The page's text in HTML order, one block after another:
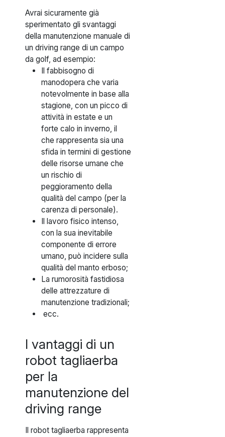
Avrai sicuramente già
sperimentato gli svantaggi
della manutenzione manuale di
un driving range di un campo
da golf, ad esempio:
Il fabbisogno di
manodopera che varia
notevolmente in base alla
stagione, con un picco di
attività in estate e un
forte calo in inverno, il
che rappresenta sia una
sfida in termini di gestione
delle risorse umane che
un rischio di
peggioramento della
qualità del campo (per la
carenza di personale).
Il lavoro fisico intenso,
con la sua inevitabile
componente di errore
umano, può incidere sulla
qualità del manto erboso;
La rumorosità fastidiosa
delle attrezzature di
manutenzione tradizionali;
ecc.
I vantaggi di un
robot tagliaerba
per la
manutenzione del
driving range
Il robot tagliaerba rappresenta